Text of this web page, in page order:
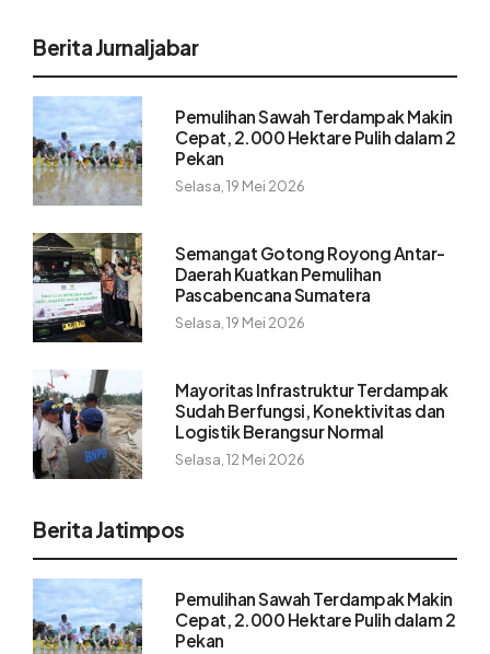
Berita Jurnaljabar
Pemulihan Sawah Terdampak Makin
Cepat, 2.000 Hektare Pulih dalam 2
Pekan
Selasa, 19 Mei 2026
Semangat Gotong Royong Antar-
Daerah Kuatkan Pemulihan
Pascabencana Sumatera
Selasa, 19 Mei 2026
Mayoritas Infrastruktur Terdampak
Sudah Berfungsi, Konektivitas dan
Logistik Berangsur Normal
Selasa, 12 Mei 2026
Berita Jatimpos
Pemulihan Sawah Terdampak Makin
Cepat, 2.000 Hektare Pulih dalam 2
Pekan